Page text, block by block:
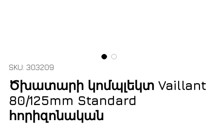
SKU: 303209
Ծխատարի կոմպլեկտ Vaillant
80/125mm Standard
հորիզոնական